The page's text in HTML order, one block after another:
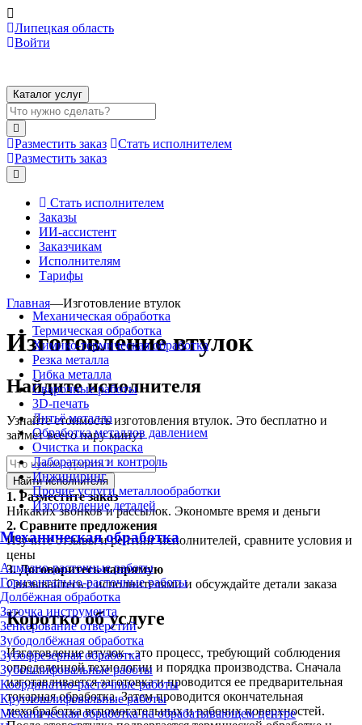
Липецкая область
Войти
Каталог услуг
Разместить заказ
Стать исполнителем
Разместить заказ
Стать исполнителем
Заказы
ИИ-ассистент
Заказчикам
Исполнителям
Тарифы
Механическая обработка
Термическая обработка
Химико-термическая обработка
Резка металла
Гибка металла
Сварочные работы
3D-печать
Литьё металла
Обработка металлов давлением
Очистка и покраска
Лаборатория и контроль
Инжиниринг
Прочие услуги металлообработки
Изготовление деталей
Механическая обработка
Алмазно-расточные работы
Горизонтально-расточные работы
Долбёжная обработка
Заточка инструмента
Зенкерование отверстий
Зубодолбёжная обработка
Зубофрезерная обработка
Зубошлифовальные работы
Координатно-расточные работы
Круглошлифовальные работы
Механическая обработка на обрабатывающем центре
Главная—Изготовление втулок
Изготовление втулок
Найдите исполнителя
Узнайте стоимость изготовления втулок. Это бесплатно и
займет всего пару минут
Найти исполнителя
1. Разместите заказ
Никаких звонков и рассылок. Экономьте время и деньги
2. Сравните предложения
Изучите отзывы и рейтинг исполнителей, сравните условия и
цены
3.Договоритесь напрямую
Связывайтесь с исполнителями и обсуждайте детали заказа
Коротко об услуге
Изготовление втулок - это процесс, требующий соблюдения
определенной технологии и порядка производства. Сначала
изготавливается заготовка и проводится ее предварительная
токарная обработка. Затем проводится окончательная
мехобработка вспомогательных и рабочих поверхностей.